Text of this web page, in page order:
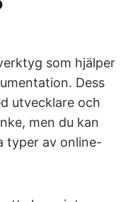
som hjälper
Dess
utvecklare och
men du kan
typer av online-